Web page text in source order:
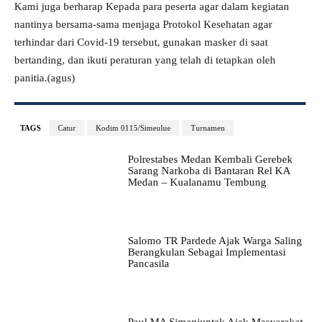
Kami juga berharap Kepada para peserta agar dalam kegiatan
nantinya bersama-sama menjaga Protokol Kesehatan agar
terhindar dari Covid-19 tersebut, gunakan masker di saat
bertanding, dan ikuti peraturan yang telah di tetapkan oleh
panitia.(agus)
TAGS Catur Kodim 0115/Simeulue Turnamen
Polrestabes Medan Kembali Gerebek
Sarang Narkoba di Bantaran Rel KA
Medan – Kualanamu Tembung
Salomo TR Pardede Ajak Warga Saling
Berangkulan Sebagai Implementasi
Pancasila